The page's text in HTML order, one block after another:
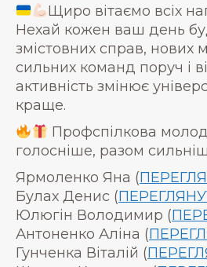
Щиро вітаємо всіх
Нехай кожен ваш день
змістовних справ, нових
сильних команд поруч і
активність змінює
краще.
Профспілкова
голосніше, разом
Ярмоленко Яна (
Булах Денис (
Юлюгін Володимир (
Антоненко Аліна (
Гунченка Віталій (